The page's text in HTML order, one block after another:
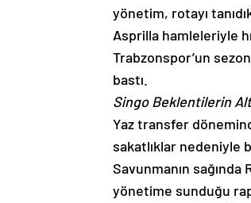
yönetim, rotayı
Asprilla hamleleriyle
Trabzonspor’un
bastı.
Singo Beklentilerin
Yaz transfer
sakatlıklar nedeniyle
Savunmanın
yönetime sunduğu